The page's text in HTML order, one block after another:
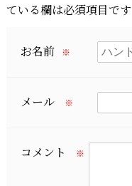
ている欄は必須項目です
お名前 ※
メール ※
コメント ※